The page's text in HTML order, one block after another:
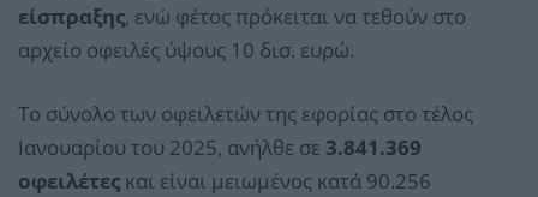
είσπραξης, ενώ φέτος πρόκειται να τεθούν στο
αρχείο οφειλές ύψους 10 δισ. ευρώ.
Το σύνολο των οφειλετών της εφορίας στο τέλος
Ιανουαρίου του 2025, ανήλθε σε 3.841.369
οφειλέτες και είναι μειωμένος κατά 90.256